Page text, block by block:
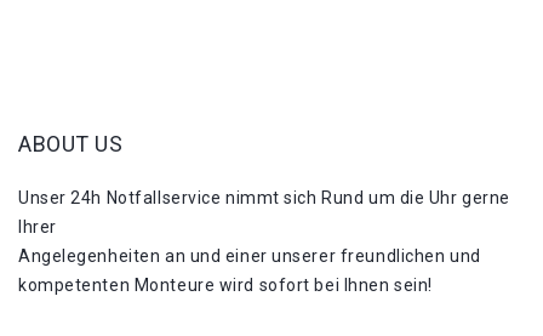
ABOUT US
Unser 24h Notfallservice nimmt sich Rund um die Uhr gerne
Ihrer
Angelegenheiten an und einer unserer freundlichen und
kompetenten Monteure wird sofort bei Ihnen sein!